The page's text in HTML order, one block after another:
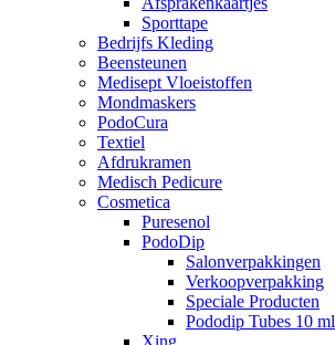
Sporttape
Bedrijfs Kleding
Beensteunen
Medisept Vloeistoffen
Mondmaskers
PodoCura
Textiel
Afdrukramen
Medisch Pedicure
Cosmetica
Puresenol
PodoDip
Salonverpakkingen
Verkoopverpakking
Speciale Producten
Pododip Tubes 10 ml
Xing